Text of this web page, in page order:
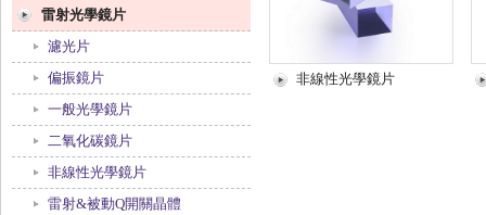
非線性光學鏡片
雷射光學鏡片
濾光片
偏振鏡片
一般光學鏡片
二氧化碳鏡片
非線性光學鏡片
雷射&被動Q開關晶體